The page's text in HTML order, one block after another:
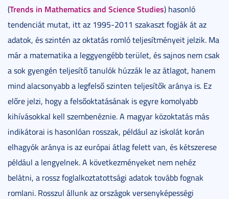
(Trends in Mathematics and Science Studies) hasonló
tendenciát mutat, itt az 1995-2011 szakaszt fogják át az
adatok, és szintén az oktatás romló teljesítményeit jelzik. Ma
már a matematika a leggyengébb terület, és sajnos nem csak
a sok gyengén teljesítő tanulók húzzák le az átlagot, hanem
mind alacsonyabb a legfelső szinten teljesítők aránya is. Ez
előre jelzi, hogy a felsőoktatásának is egyre komolyabb
kihívásokkal kell szembenéznie. A magyar közoktatás más
indikátorai is hasonlóan rosszak, például az iskolát korán
elhagyók aránya is az európai átlag felett van, és kétszerese
például a lengyelnek. A következményeket nem nehéz
belátni, a rossz foglalkoztatottsági adatok tovább fognak
romlani. Rosszul állunk az országok versenyképességi